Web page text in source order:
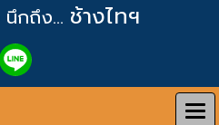
นึกถึง... ช้างไทฯ